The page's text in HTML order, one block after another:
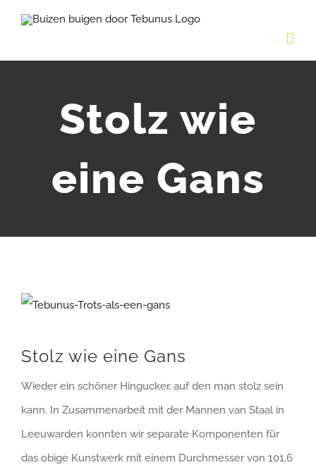
content
Stolz wie
eine Gans
View
Image
Stolz wie eine Gans
Wieder ein schöner Hingucker, auf den man stolz sein
kann. In Zusammenarbeit mit der Mannen van Staal in
Leeuwarden konnten wir separate Komponenten für
das obige Kunstwerk mit einem Durchmesser von 101,6